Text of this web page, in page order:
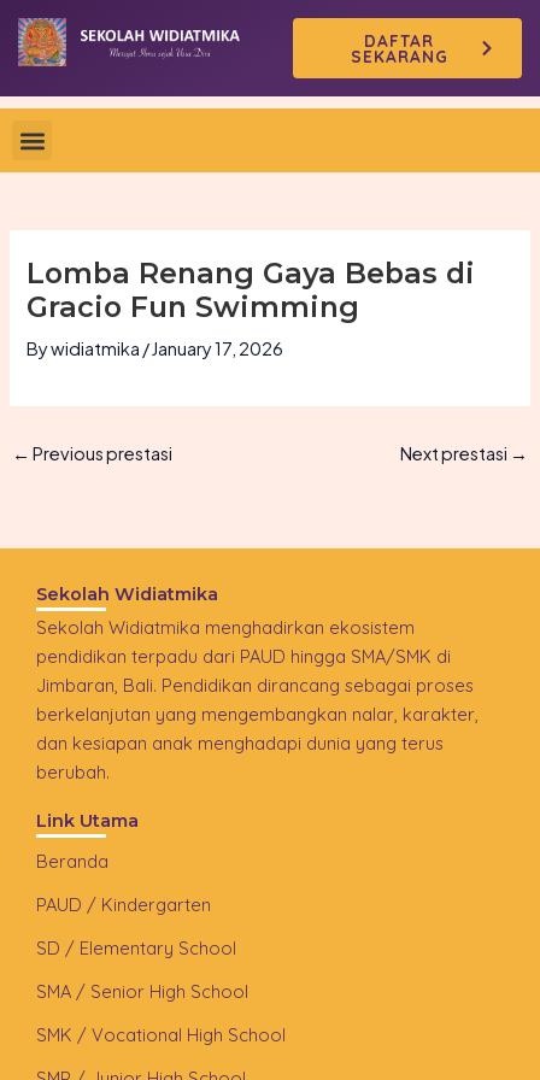
Skip
content
DAFTAR
SEKARANG
Lomba Renang Gaya Bebas di
Gracio Fun Swimming
Bywidiatmika /January 17, 2026
← Previous prestasi Next prestasi →
Sekolah Widiatmika
Sekolah Widiatmika menghadirkan ekosistem
pendidikan terpadu dari PAUD hingga SMA/SMK di
Jimbaran, Bali. Pendidikan dirancang sebagai proses
berkelanjutan yang mengembangkan nalar, karakter,
dan kesiapan anak menghadapi dunia yang terus
berubah.
Link Utama
Beranda
PAUD / Kindergarten
SD / Elementary School
SMA / Senior High School
SMK / Vocational High School